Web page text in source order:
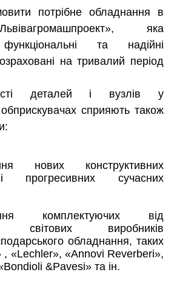
потрібне обладнання в
яка
та надійні
на тривалий період
деталей і вузлів у
сприяють також
нових конструктивних
прогресивних сучасних
комплектуючих від
світових виробників
обладнання, таких
, «Lechler», «Annovi Reverberi»,
&Pavesi» та ін.